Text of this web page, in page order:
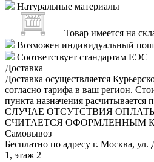
Натуральные материалы
Товар имеется на
Возможен индивидуальный
Соответствует стандартам ЕЭС
Доставка
Доставка осуществляется
согласно тарифа в ваш регион.
пункта назначения расчитывается
СЛУЧАЕ ОТСУТСТВИЯ
СЧИТАЕТСЯ ОФОРМЛЕННЫМ
Самовывоз
Бесплатно по адресу г. Москва,
1, этаж 2